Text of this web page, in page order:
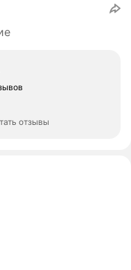
отзывы